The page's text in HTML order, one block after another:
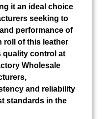
it an ideal choice
seeking to
performance of
roll of this leather
quality control at
Wholesale
and reliability
standards in the